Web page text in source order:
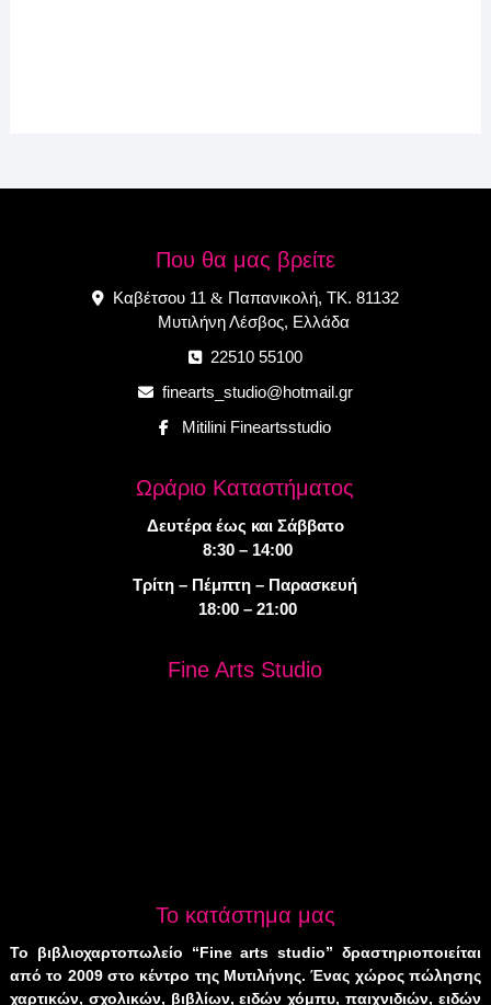
Που θα μας βρείτε
Καβέτσου 11 &Παπανικολή, ΤΚ. 81132
Μυτιλήνη Λέσβος, Ελλάδα
22510 55100
finearts_studio@hotmail.gr
Mitilini Fineartsstudio
Ωράριο Καταστήματος
Δευτέρα έως και Σάββατο
8:30 – 14:00
Τρίτη – Πέμπτη – Παρασκευή
18:00 – 21:00
Fine Arts Studio
Το κατάστημα μας
Το βιβλιοχαρτοπωλείο “Fine arts studio” δραστηριοποιείται
από το 2009 στο κέντρο της Μυτιλήνης. Ένας χώρος πώλησης
χαρτικών, σχολικών, βιβλίων, ειδών χόμπυ, παιχνιδιών, ειδών